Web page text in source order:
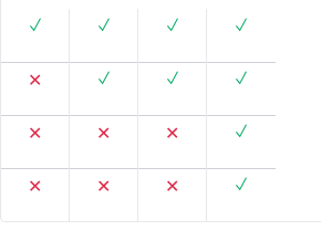
✓
✕
✕
✕
✓
✓
✕
✕
✓
✓
✕
✕
✓
✓
✓
✓